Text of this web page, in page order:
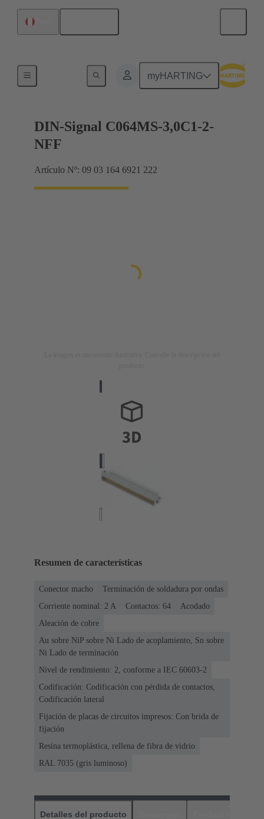
myHARTING
Terminación de placa madre a tarjeta hija
DIN-Signal C064MS-3,0C1-2-
NFF
Artículo Nº: 09 03 164 6921 222
Resumen de características
Conector macho
Terminación de soldadura por ondas
Corriente nominal: ‌2 A
Contactos: 64
Acodado
Aleación de cobre
Au sobre NiP sobre Ni Lado de acoplamiento, Sn sobre
Ni Lado de terminación
Nivel de rendimiento: 2, conforme a IEC 60603-2
Codificación: Codificación con pérdida de contactos,
Codificación lateral
Fijación de placas de circuitos impresos: Con brida de
fijación
Resina termoplástica, rellena de fibra de vidrio
RAL 7035 (gris luminoso)
Detalles del producto